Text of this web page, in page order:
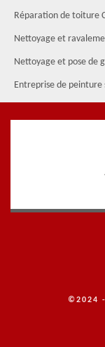
Réparation de toiture
Nettoyage et
Nettoyage et pose de
Entreprise de peinture
©2024 -